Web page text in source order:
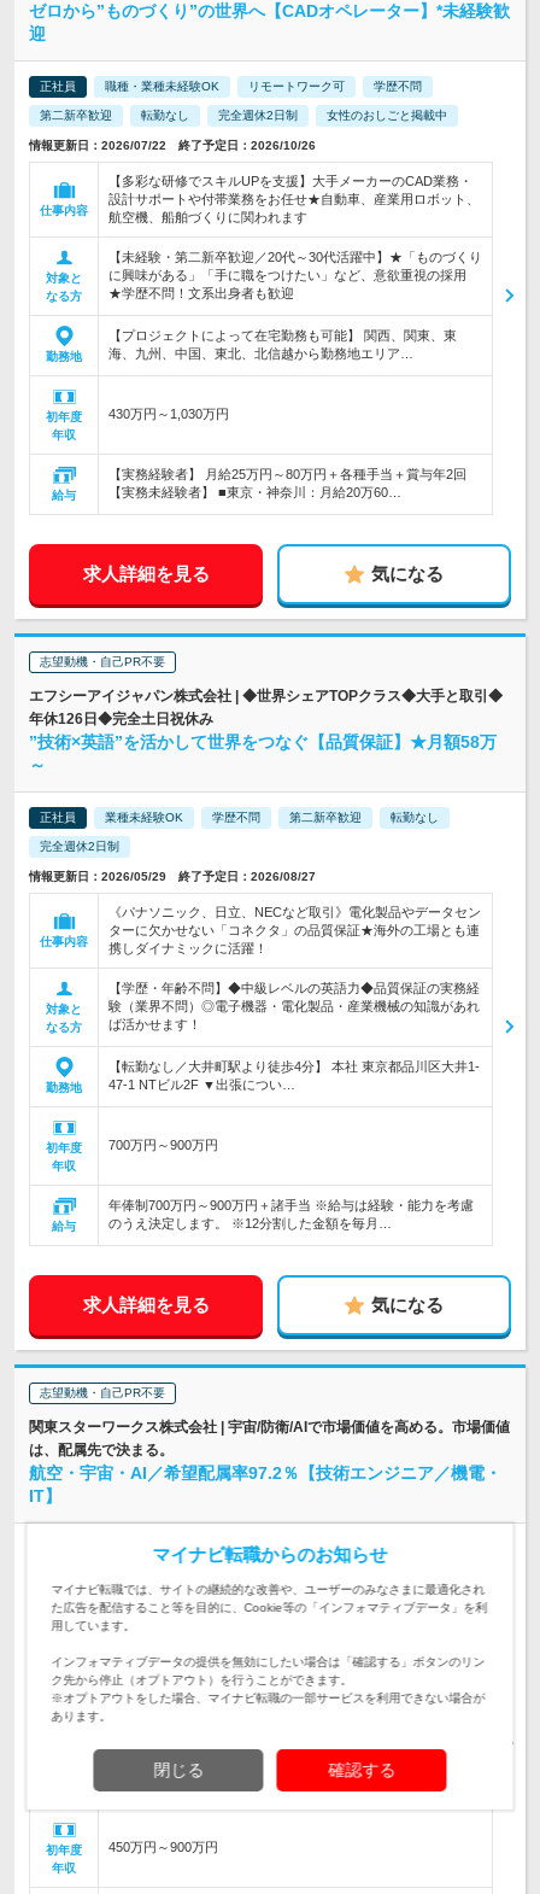
ゼロから”ものづくり”の世界へ【CADオペレーター】*未経験歓
迎
正社員 職種・業種未経験OK リモートワーク可 学歴不問
第二新卒歓迎 転勤なし 完全週休2日制 女性のおしごと掲載中
情報更新日：2026/07/22 終了予定日：2026/10/26
仕事内容
【多彩な研修でスキルUPを支援】大手メーカーのCAD業務・
設計サポートや付帯業務をお任せ★自動車、産業用ロボット、
航空機、船舶づくりに関われます
対象と
なる方
【未経験・第二新卒歓迎／20代～30代活躍中】★「ものづくり
に興味がある」「手に職をつけたい」など、意欲重視の採用
★学歴不問！文系出身者も歓迎
勤務地
【プロジェクトによって在宅勤務も可能】 関西、関東、東
海、九州、中国、東北、北信越から勤務地エリア…
初年度
年収
430万円～1,030万円
給与
【実務経験者】 月給25万円～80万円＋各種手当＋賞与年2回
【実務未経験者】 ■東京・神奈川：月給20万60…
求人詳細を見る 気になる
志望動機・自己PR不要
エフシーアイジャパン株式会社 | ◆世界シェアTOPクラス◆大手と取引◆
年休126日◆完全土日祝休み
”技術×英語”を活かして世界をつなぐ【品質保証】★月額58万
～
正社員 業種未経験OK 学歴不問 第二新卒歓迎 転勤なし
完全週休2日制
情報更新日：2026/05/29 終了予定日：2026/08/27
仕事内容
《パナソニック、日立、NECなど取引》電化製品やデータセン
ターに欠かせない「コネクタ」の品質保証★海外の工場とも連
携しダイナミックに活躍！
対象と
なる方
【学歴・年齢不問】◆中級レベルの英語力◆品質保証の実務経
験（業界不問）◎電子機器・電化製品・産業機械の知識があれ
ば活かせます！
勤務地
【転勤なし／大井町駅より徒歩4分】 本社 東京都品川区大井1-
47-1 NTビル2F ▼出張につい…
初年度
年収
700万円～900万円
給与
年俸制700万円～900万円＋諸手当 ※給与は経験・能力を考慮
のうえ決定します。 ※12分割した金額を毎月…
求人詳細を見る 気になる
志望動機・自己PR不要
関東スターワークス株式会社 | 宇宙/防衛/AIで市場価値を高める。市場価値
は、配属先で決まる。
航空・宇宙・AI／希望配属率97.2％【技術エンジニア／機電・
IT】
業種未経験OK 第二新卒歓迎 完全週休2日制
【市場価値を高める最先端開発】宇宙/防衛/航空/AI/半導体分野
の開発PJへ。人工衛星/ロケット/航空機/ドローン等の設計/開
対象と
【経験者優遇/業界未経験歓迎】 機械/電気電子/ソフトウェア分
野いずれか1年以上の開発経験をお持ちの方。成長産業で市場
希望勤務地で就業可能！ ★勤務地エリア 東京都、神奈川県、
埼玉県、千葉県、群馬県、茨城県、栃木県の…
初年度
年収
450万円～900万円
マイナビ転職からのお知らせ
マイナビ転職では、サイトの継続的な改善や、ユーザーのみなさまに最適化され
た広告を配信すること等を目的に、Cookie等の「インフォマティブデータ」を利
用しています。
インフォマティブデータの提供を無効にしたい場合は「確認する」ボタンのリン
ク先から停止（オプトアウト）を行うことができます。
※オプトアウトをした場合、マイナビ転職の一部サービスを利用できない場合が
あります。
閉じる 確認する